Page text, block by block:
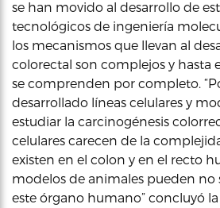
se han movido al desarrollo de
tecnológicos de ingeniería
los mecanismos que llevan al
colorectal son complejos y hasta
se comprenden por completo.
desarrollado líneas celulares y
estudiar la carcinogénesis
celulares carecen de la
existen en el colon y en el recto
modelos de animales pueden no
este órgano humano” concluyó